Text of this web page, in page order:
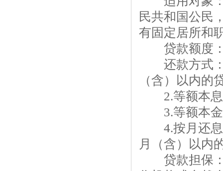
民共和国公民
有固定居所和
贷款额度：
还款方式：
（含）以内的
2.等额本息
3.等额本金
4.按月还息
月（含）以内
贷款担保：